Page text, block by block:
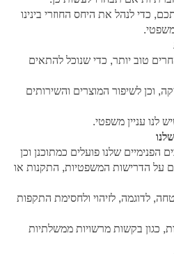
כדי לנהל את היחס החוזרי בינינו
משפטי.
טוב יותר, כדי שנוכל להתאים
וכן לשיפור המוצרים והשירותים
לנו עניין משפטי.
הפנימיים שלנו פועלים כמתוכנן וכן
על הדרישות המשפטיות, התקנות או
לדוגמה, לזיהוי ולחסימת התקפות
כגון בקשות מרשויות ממשלתיות